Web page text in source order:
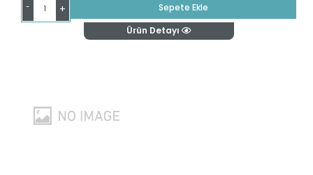
- +
Sepete Ekle
Ürün Detayı